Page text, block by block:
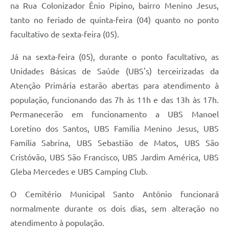
na Rua Colonizador Ênio Pipino, bairro Menino Jesus,
tanto no feriado de quinta-feira (04) quanto no ponto
facultativo de sexta-feira (05).
Já na sexta-feira (05), durante o ponto facultativo, as
Unidades Básicas de Saúde (UBS's) terceirizadas da
Atenção Primária estarão abertas para atendimento à
população, funcionando das 7h às 11h e das 13h às 17h.
Permanecerão em funcionamento a UBS Manoel
Loretino dos Santos, UBS Família Menino Jesus, UBS
Família Sabrina, UBS Sebastião de Matos, UBS São
Cristóvão, UBS São Francisco, UBS Jardim América, UBS
Gleba Mercedes e UBS Camping Club.
O Cemitério Municipal Santo Antônio funcionará
normalmente durante os dois dias, sem alteração no
atendimento à população.